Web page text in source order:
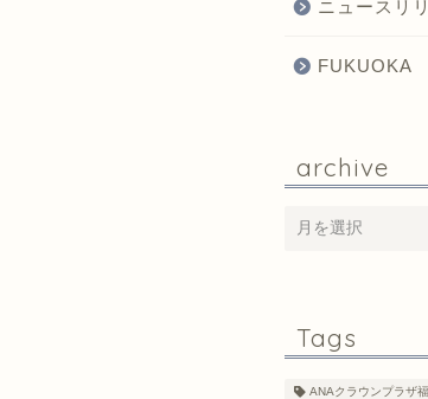
ニュースリ
FUKUOKA
archive
Tags
ANAクラウンプラザ